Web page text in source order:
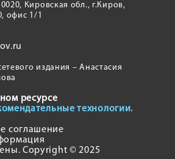
Кировская обл., г.Киров,
офис 1/1
издания – Анастасия
ресурсе
технологии.
соглашение
Copyright © 2025